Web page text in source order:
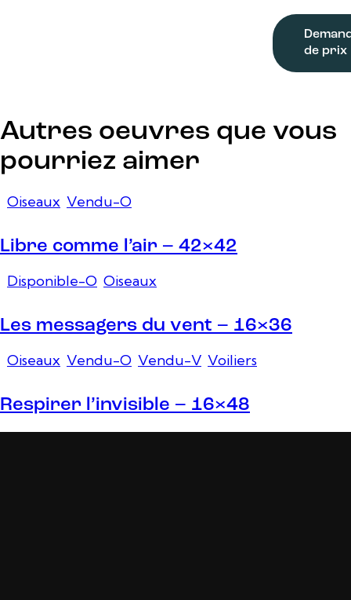
de prix
Autres oeuvres que vous
pourriez aimer
Oiseaux Vendu-O
Libre comme l’air – 42×42
Disponible-O Oiseaux
Les messagers du vent – 16×36
Oiseaux Vendu-O Vendu-V Voiliers
Respirer l’invisible – 16×48